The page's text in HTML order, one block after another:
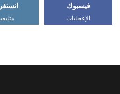
فيسبوك
الإعجابات